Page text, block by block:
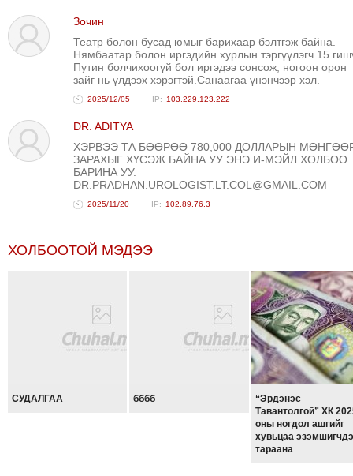
Зочин
Театр болон бусад юмыг барихаар бэлтгэж байна.
Нямбаатар болон иргэдийн хурлын тэргүүлэгч 15
Путин болчихоогүй бол иргэдээ сонсож, ногоон орон
зайг нь үлдээх хэрэгтэй.Санаагаа үнэнчээр хэл.
2025/12/05 103.229.123.222
DR. ADITYA
ХЭРВЭЭ ТА БӨӨРӨӨ 780,000 ДОЛЛАРЫН
ЗАРАХЫГ ХҮСЭЖ БАЙНА УУ ЭНЭ И-МЭЙЛ ХОЛБОО
БАРИНА УУ.
DR.PRADHAN.UROLOGIST.LT.COL@GMAIL.COM
2025/11/20 102.89.76.3
ХОЛБООТОЙ МЭДЭЭ
СУДАЛГАА бббб
“Эрдэнэс
Тавантолгой” ХК
оны ногдол ашгийг
хувьцаа
тараана